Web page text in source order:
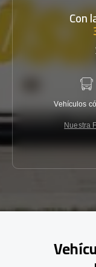
Con
Vehículos
Nuestra